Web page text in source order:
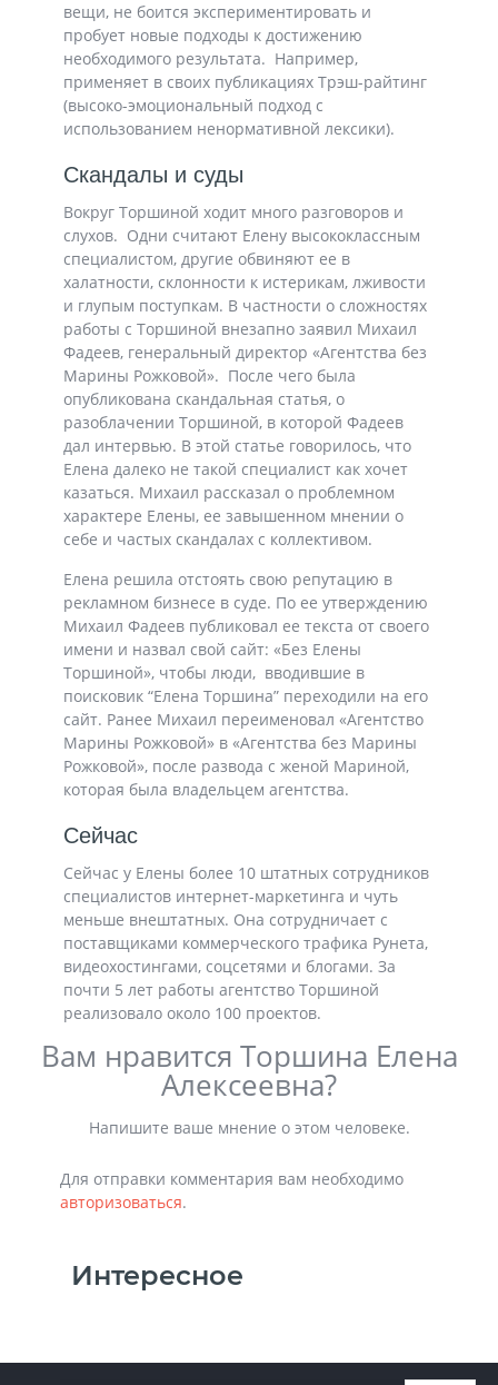
вещи, не боится экспериментировать и
пробует новые подходы к достижению
необходимого результата. Например,
применяет в своих публикациях Трэш-райтинг
(высоко-эмоциональный подход с
использованием ненормативной лексики).
Скандалы и суды
Вокруг Торшиной ходит много разговоров и
слухов. Одни считают Елену высококлассным
специалистом, другие обвиняют ее в
халатности, склонности к истерикам, лживости
и глупым поступкам. В частности о сложностях
работы с Торшиной внезапно заявил Михаил
Фадеев, генеральный директор «Агентства без
Марины Рожковой». После чего была
опубликована скандальная статья, о
разоблачении Торшиной, в которой Фадеев
дал интервью. В этой статье говорилось, что
Елена далеко не такой специалист как хочет
казаться. Михаил рассказал о проблемном
характере Елены, ее завышенном мнении о
себе и частых скандалах с коллективом.
Елена решила отстоять свою репутацию в
рекламном бизнесе в суде. По ее утверждению
Михаил Фадеев публиковал ее текста от своего
имени и назвал свой сайт: «Без Елены
Торшиной», чтобы люди, вводившие в
поисковик “Елена Торшина” переходили на его
сайт. Ранее Михаил переименовал «Агентство
Марины Рожковой» в «Агентства без Марины
Рожковой», после развода с женой Мариной,
которая была владельцем агентства.
Сейчас
Сейчас у Елены более 10 штатных сотрудников
специалистов интернет-маркетинга и чуть
меньше внештатных. Она сотрудничает с
поставщиками коммерческого трафика Рунета,
видеохостингами, соцсетями и блогами. За
почти 5 лет работы агентство Торшиной
реализовало около 100 проектов.
Вам нравится Торшина Елена
Алексеевна?
Напишите ваше мнение о этом человеке.
Для отправки комментария вам необходимо
авторизоваться.
Интересное